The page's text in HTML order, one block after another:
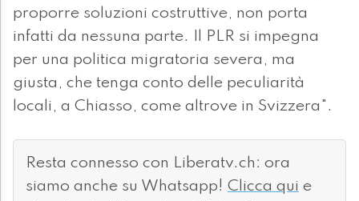
proporre soluzioni costruttive, non porta
infatti da nessuna parte. Il PLR si impegna
per una politica migratoria severa, ma
giusta, che tenga conto delle peculiarità
locali, a Chiasso, come altrove in Svizzera".
Resta connesso con Liberatv.ch: ora
siamo anche su Whatsapp! Clicca qui e